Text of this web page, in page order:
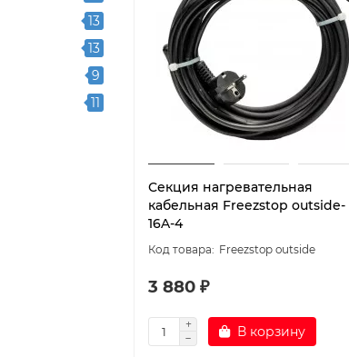
13
13
9
11
Секция нагревательная
кабельная Freezstop outside-
16A-4
Freezstop outside
3 880 ₽
В корзину